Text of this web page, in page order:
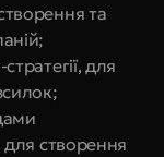
та
для
для створення